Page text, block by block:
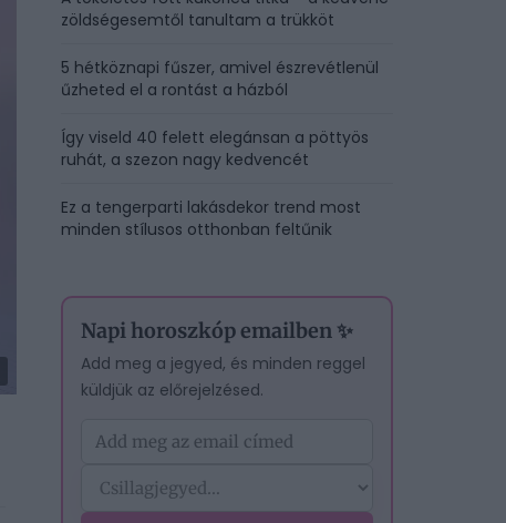
zöldségesemtől tanultam a trükköt
5 hétköznapi fűszer, amivel észrevétlenül
űzheted el a rontást a házból
Így viseld 40 felett elegánsan a pöttyös
ruhát, a szezon nagy kedvencét
Ez a tengerparti lakásdekor trend most
minden stílusos otthonban feltűnik
Napi horoszkóp emailben ✨
Add meg a jegyed, és minden reggel
küldjük az előrejelzésed.